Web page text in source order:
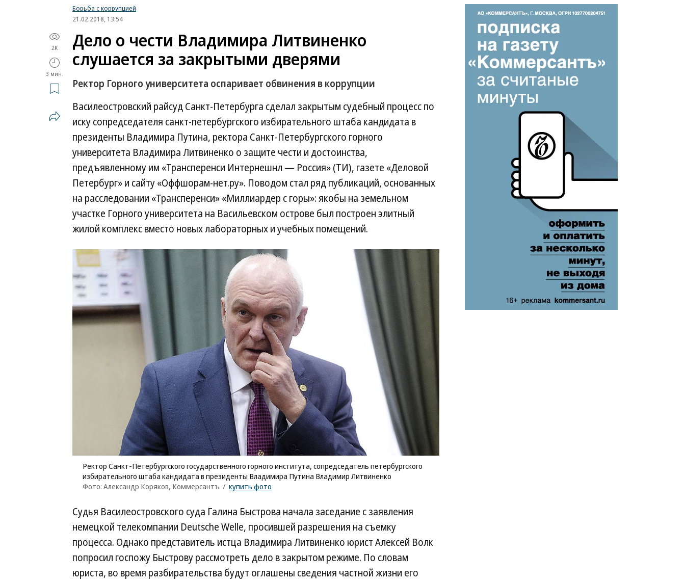
Борьба с коррупцией
21.02.2018, 13:54
2K
3 мин.
Дело о чести Владимира Литвиненко
слушается за закрытыми дверями
Ректор Горного университета оспаривает обвинения в коррупции
Василеостровский райсуд Санкт-Петербурга сделал закрытым судебный процесс по
иску сопредседателя санкт-петербургского избирательного штаба кандидата в
президенты Владимира Путина, ректора Санкт-Петербургского горного
университета Владимира Литвиненко о защите чести и достоинства,
предъявленному им «Трансперенси Интернешнл — Россия» (ТИ), газете «Деловой
Петербург» и сайту «Оффшорам-нет.ру». Поводом стал ряд публикаций, основанных
на расследовании «Трансперенси» «Миллиардер с горы»: якобы на земельном
участке Горного университета на Васильевском острове был построен элитный
жилой комплекс вместо новых лабораторных и учебных помещений.
Ректор Санкт-Петербургского государственного горного института, сопредседатель петербургского
избирательного штаба кандидата в президенты Владимира Путина Владимир Литвиненко
Фото: Александр Коряков, Коммерсантъ / купить фото
Судья Василеостровского суда Галина Быстрова начала заседание с заявления
немецкой телекомпании Deutsche Welle, просившей разрешения на съемку
процесса. Однако представитель истца Владимира Литвиненко юрист Алексей Волк
попросил госпожу Быстрову рассмотреть дело в закрытом режиме. По словам
юриста, во время разбирательства будут оглашены сведения частной жизни его